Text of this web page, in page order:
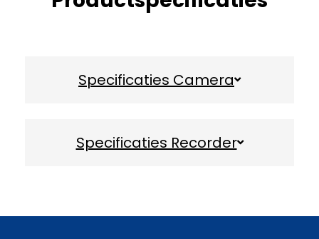
Specificaties Camera
Specificaties Recorder